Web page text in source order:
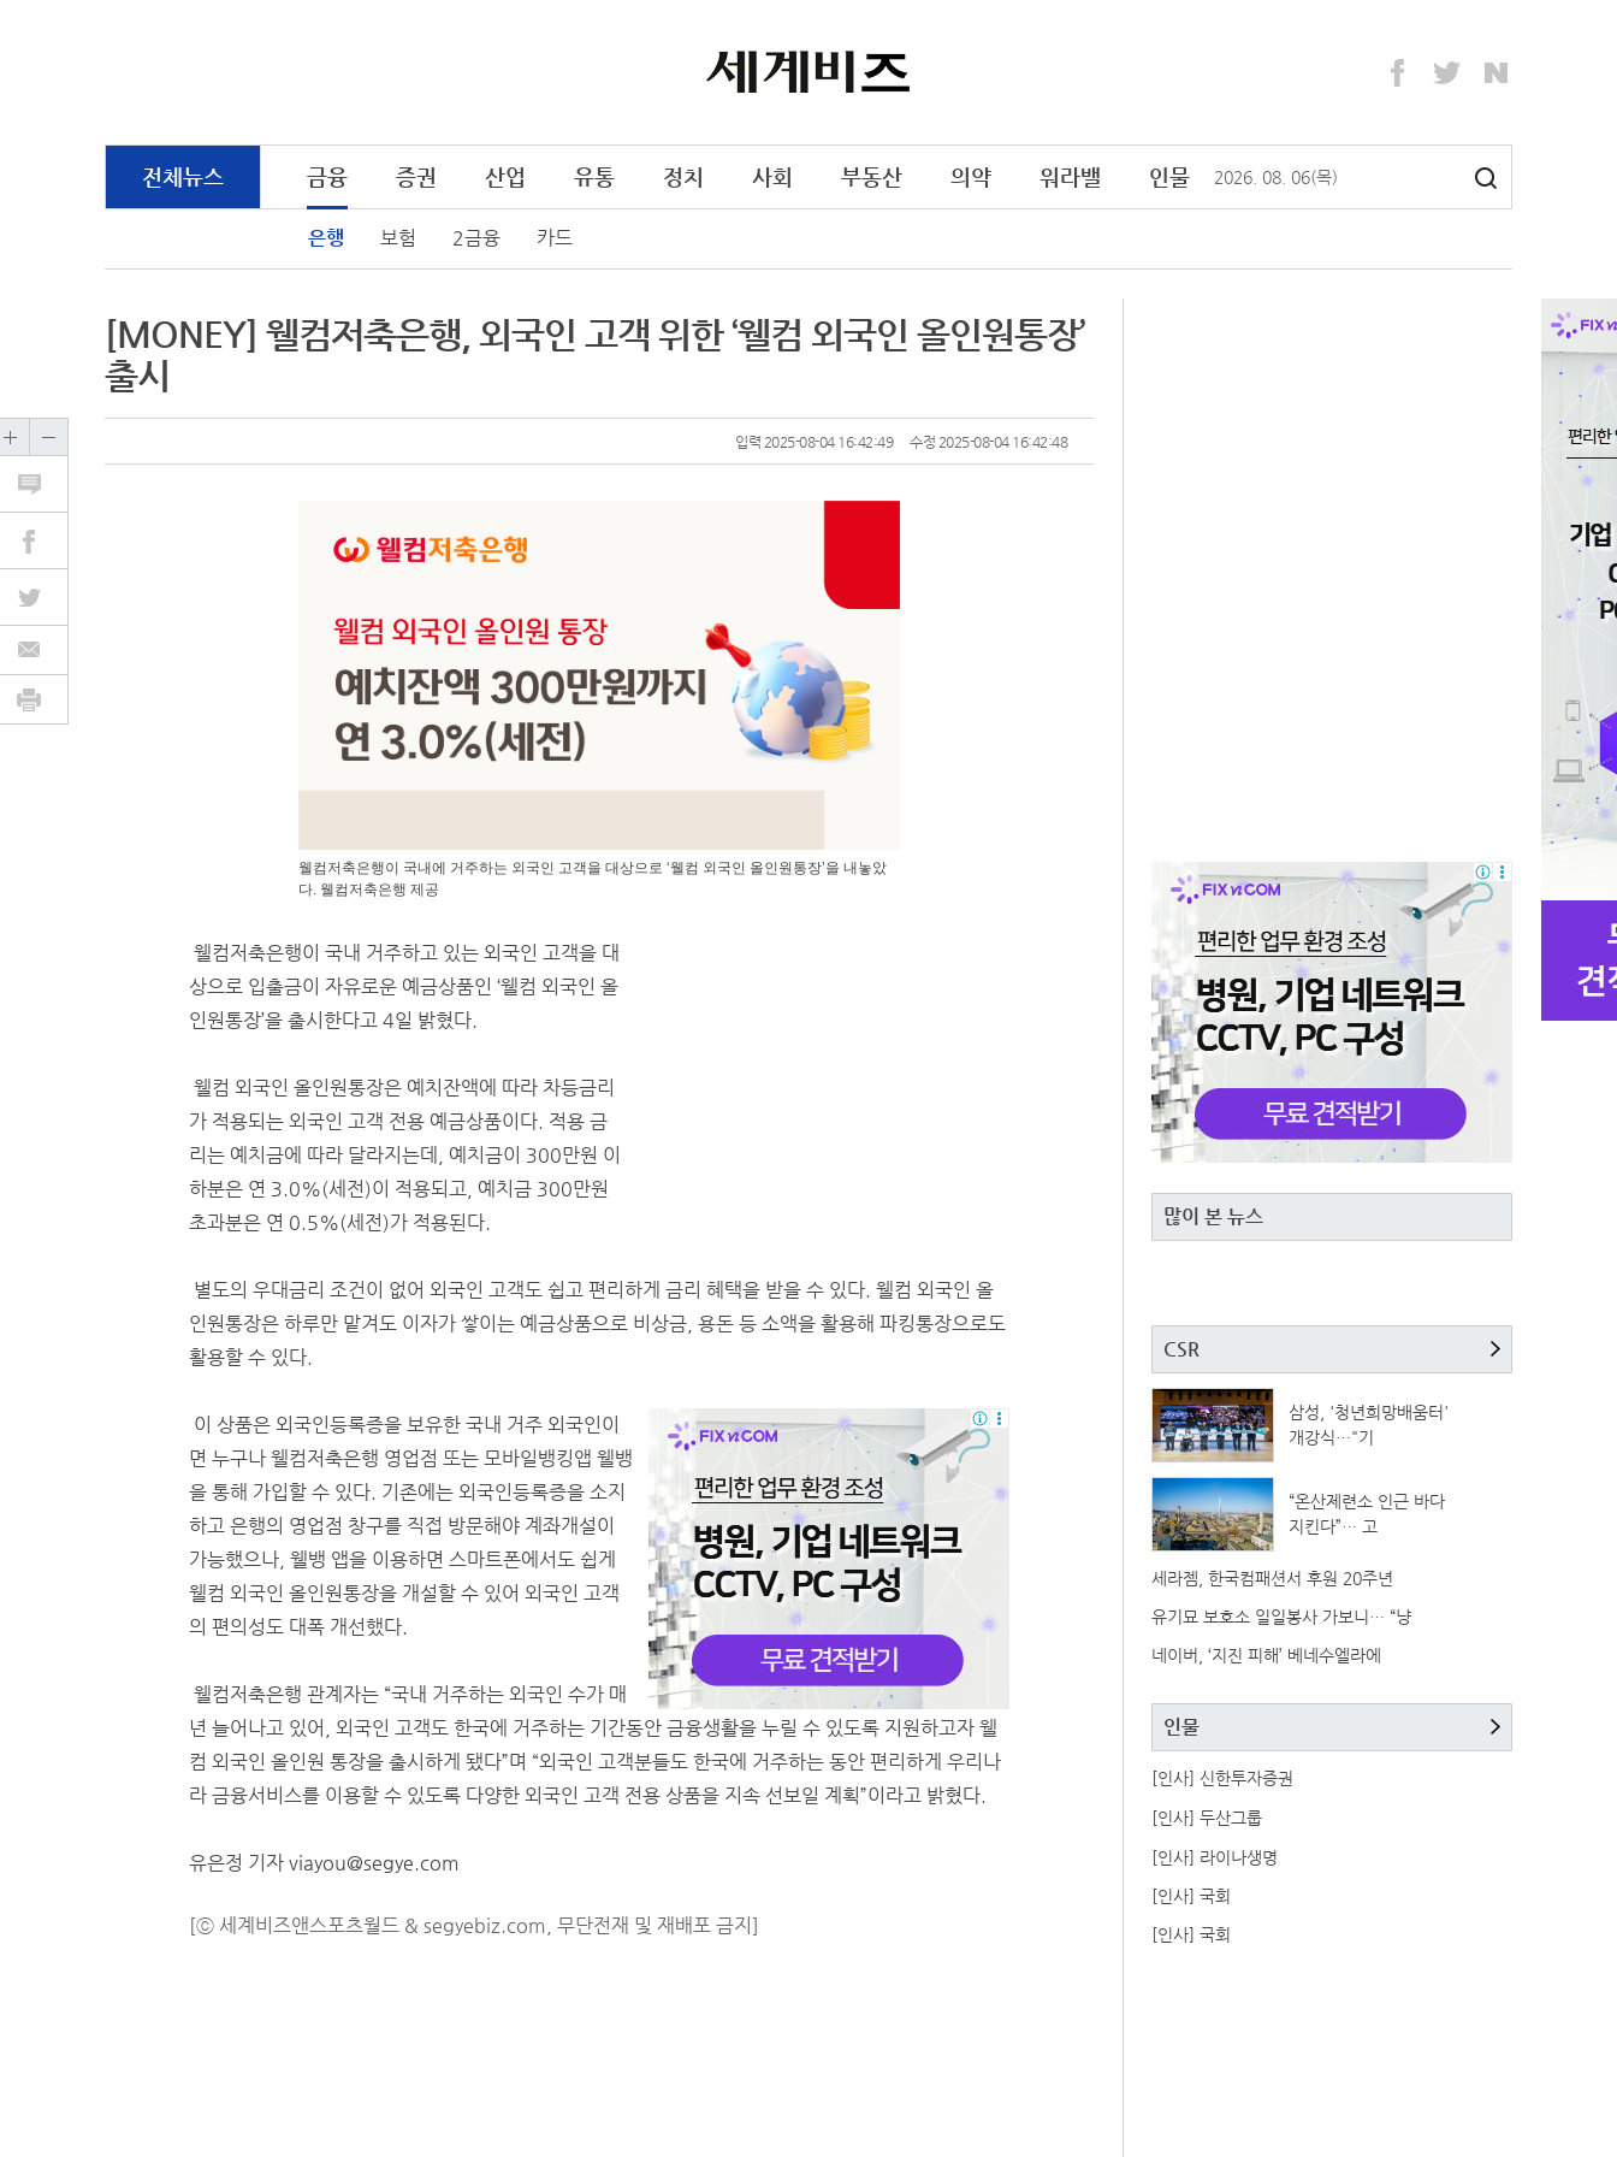
전체뉴스 금융
은행 보험 2금융 카드
증권 산업 유통 정치 사회 부동산 의약 워라밸 인물 2026 08 06(목)
[MONEY] 웰컴저축은행, 외국인 고객 위한 ‘웰컴 외국인 올인원통장’
출시
입력 2025-08-04 16:42:49 수정 2025-08-04 16:42:48
웰컴저축은행이 국내에 거주하는 외국인 고객을 대상으로 ‘웰컴 외국인 올인원통장’을 내놓았
다. 웰컴저축은행 제공
웰컴저축은행이 국내 거주하고 있는 외국인 고객을 대
상으로 입출금이 자유로운 예금상품인 ‘웰컴 외국인 올
인원통장’을 출시한다고 4일 밝혔다.
웰컴 외국인 올인원통장은 예치잔액에 따라 차등금리
가 적용되는 외국인 고객 전용 예금상품이다. 적용 금
리는 예치금에 따라 달라지는데, 예치금이 300만원 이
하분은 연 3.0%(세전)이 적용되고, 예치금 300만원
초과분은 연 0.5%(세전)가 적용된다.
별도의 우대금리 조건이 없어 외국인 고객도 쉽고 편리하게 금리 혜택을 받을 수 있다. 웰컴 외국인 올
인원통장은 하루만 맡겨도 이자가 쌓이는 예금상품으로 비상금, 용돈 등 소액을 활용해 파킹통장으로도
활용할 수 있다.
이 상품은 외국인등록증을 보유한 국내 거주 외국인이
면 누구나 웰컴저축은행 영업점 또는 모바일뱅킹앱 웰뱅
을 통해 가입할 수 있다. 기존에는 외국인등록증을 소지
하고 은행의 영업점 창구를 직접 방문해야 계좌개설이
가능했으나, 웰뱅 앱을 이용하면 스마트폰에서도 쉽게
웰컴 외국인 올인원통장을 개설할 수 있어 외국인 고객
의 편의성도 대폭 개선했다.
웰컴저축은행 관계자는 “국내 거주하는 외국인 수가 매
년 늘어나고 있어, 외국인 고객도 한국에 거주하는 기간동안 금융생활을 누릴 수 있도록 지원하고자 웰
컴 외국인 올인원 통장을 출시하게 됐다”며 “외국인 고객분들도 한국에 거주하는 동안 편리하게 우리나
라 금융서비스를 이용할 수 있도록 다양한 외국인 고객 전용 상품을 지속 선보일 계획”이라고 밝혔다.
유은정 기자 viayou@segye.com
[ⓒ 세계비즈앤스포츠월드 & segyebiz.com, 무단전재 및 재배포 금지]
많이 본 뉴스
CSR
삼성, '청년희망배움터'
개강식…"기
“온산제련소 인근 바다
지킨다”… 고
세라젬, 한국컴패션서 후원 20주년
유기묘 보호소 일일봉사 가보니… “냥
네이버, ‘지진 피해’ 베네수엘라에
인물
[인사] 신한투자증권
[인사] 두산그룹
[인사] 라이나생명
[인사] 국회
[인사] 국회